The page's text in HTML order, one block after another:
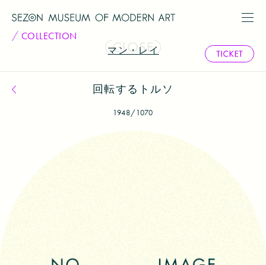
COLLECTION
マン・レイ
コレクション一覧へ戻る回転するトルソ
1948/1070